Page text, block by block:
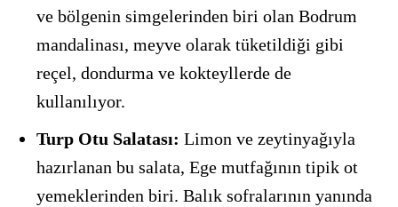
ve bölgenin simgelerinden biri olan Bodrum
mandalinası, meyve olarak tüketildiği gibi
reçel, dondurma ve kokteyllerde de
kullanılıyor.
Turp Otu Salatası: Limon ve zeytinyağıyla
hazırlanan bu salata, Ege mutfağının tipik ot
yemeklerinden biri. Balık sofralarının yanında